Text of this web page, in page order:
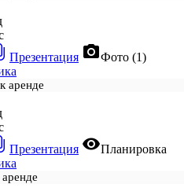
Презентация photo_cameraФото (1)
аренде
Презентация visibilityПланировка